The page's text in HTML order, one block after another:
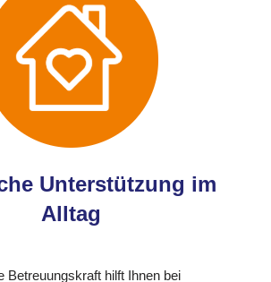
Unterstützung im
Alltag
Betreuungskraft hilft Ihnen bei